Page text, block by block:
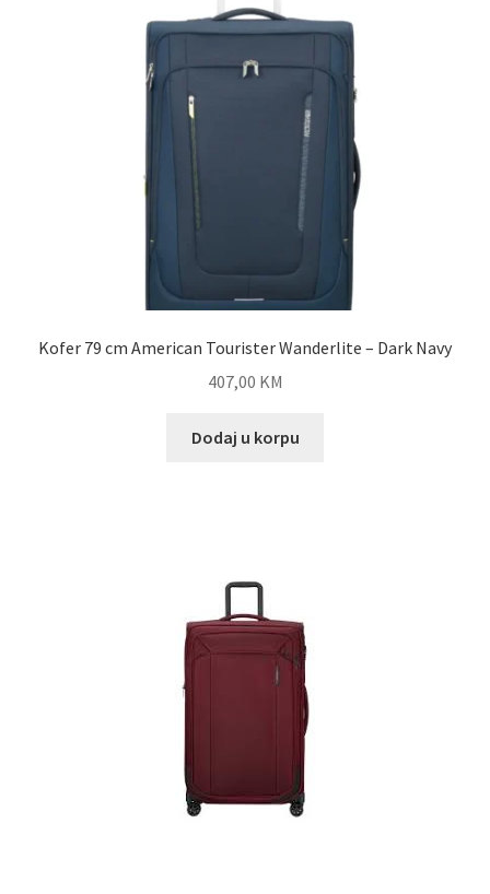
Kofer 79 cm American Tourister Wanderlite – Dark Navy
407,00 KM
Dodaj u korpu